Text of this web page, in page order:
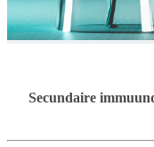
Secundaire